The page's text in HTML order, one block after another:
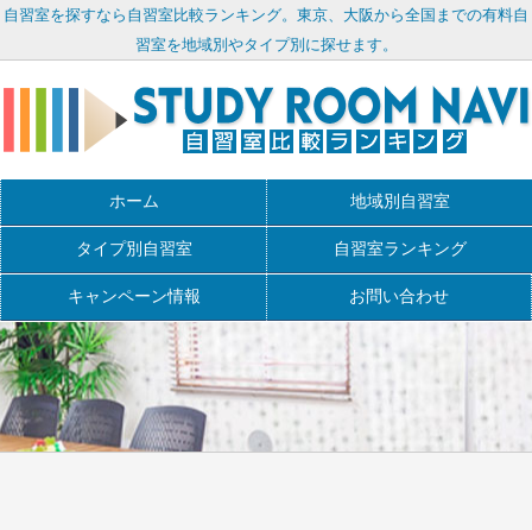
自習室を探すなら自習室比較ランキング。東京、大阪から全国までの有料自
習室を地域別やタイプ別に探せます。
ホーム 地域別自習室
タイプ別自習室 自習室ランキング
キャンペーン情報 お問い合わせ